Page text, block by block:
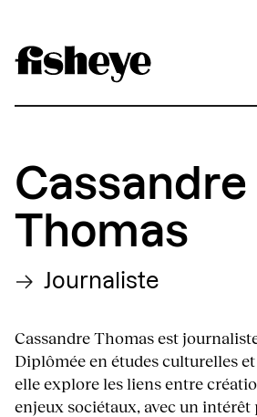
Cassandre
Thomas
Journaliste
Cassandre Thomas est
Diplômée en études culturelles
elle explore les liens entre
enjeux sociétaux, avec un